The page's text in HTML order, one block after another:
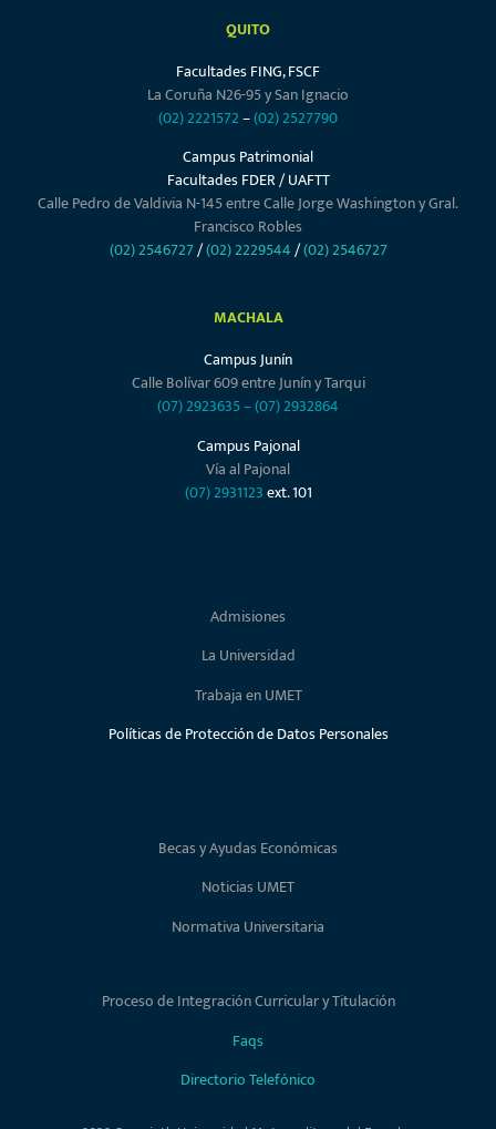
QUITO
Facultades FING, FSCF
La Coruña N26-95 y San Ignacio
(02) 2221572–(02) 2527790
Campus Patrimonial
Facultades FDER / UAFTT
Calle Pedro de Valdivia N-145 entre Calle Jorge Washington y Gral.
Francisco Robles
(02) 2546727/(02) 2229544/(02) 2546727
MACHALA
Campus Junín
Calle Bolívar 609 entre Junín y Tarqui
(07) 2923635–(07) 2932864
Campus Pajonal
Vía al Pajonal
(07) 2931123ext. 101
Admisiones
La Universidad
Trabaja en UMET
Políticas de Protección de Datos Personales
Becas y Ayudas Económicas
Noticias UMET
Normativa Universitaria
Proceso de Integración Curricular y Titulación
Faqs
Directorio Telefónico